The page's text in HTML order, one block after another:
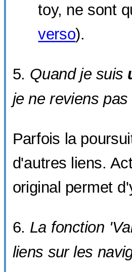
toy, ne sont
verso).
Quand je suis
je ne reviens
Parfois la
d'autres liens.
original permet
La fonction
liens sur les